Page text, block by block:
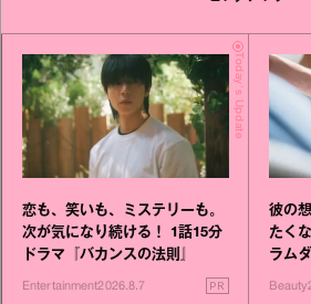
Today's Update
恋も、笑いも、ミステリーも。
次が気になり続ける！ 1話15分
ドラマ『バカンスの法則』
Entertainment2026.8.7 PR
彼の
たく
ラム
Beauty